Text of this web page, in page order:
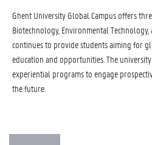
Ghent University Global Campus offers
Biotechnology, Environmental
continues to provide students aiming for
education and opportunities. The
experiential programs to engage
the future.